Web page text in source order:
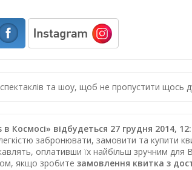
спектаклів та шоу, щоб не пропустити
відбудеться 27 грудня 2014,
забронювати, замовити та купити
оплативши їх найбільш зручним
якщо зробите замовлення квитка з